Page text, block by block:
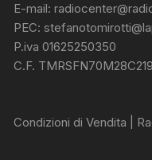
E-mail:
PEC:
P.iva 01625250350
C.F.
Condizioni di Vendita |